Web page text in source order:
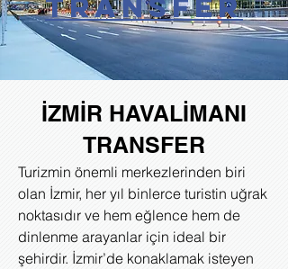
transfer
İZMİR HAVALİMANI
TRANSFER
Turizmin önemli merkezlerinden biri
olan İzmir, her yıl binlerce turistin uğrak
noktasıdır ve hem eğlence hem de
dinlenme arayanlar için ideal bir
şehirdir. İzmir’de konaklamak isteyen